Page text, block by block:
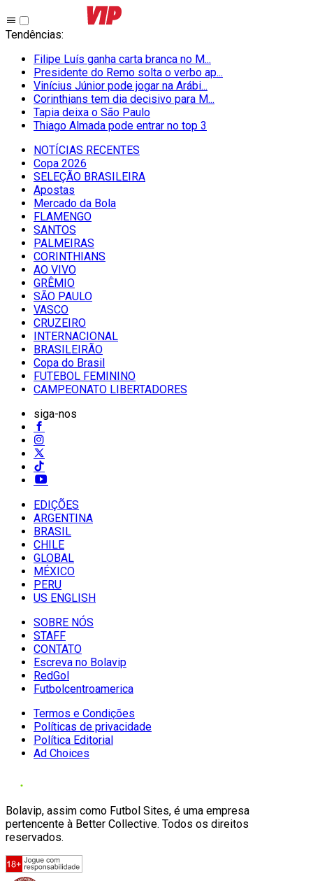
Tendências:
Filipe Luís ganha carta branca no M...
Presidente do Remo solta o verbo ap...
Vinícius Júnior pode jogar na Arábi...
Corinthians tem dia decisivo para M...
Tapia deixa o São Paulo
Thiago Almada pode entrar no top 3
NOTÍCIAS RECENTES
Copa 2026
SELEÇÃO BRASILEIRA
Apostas
Mercado da Bola
FLAMENGO
SANTOS
PALMEIRAS
CORINTHIANS
AO VIVO
GRÊMIO
SĀO PAULO
VASCO
CRUZEIRO
INTERNACIONAL
BRASILEIRÃO
Copa do Brasil
FUTEBOL FEMININO
CAMPEONATO LIBERTADORES
siga-nos
EDIÇÕES
ARGENTINA
BRASIL
CHILE
GLOBAL
MÉXICO
PERU
US ENGLISH
SOBRE NÓS
STAFF
CONTATO
Escreva no Bolavip
RedGol
Futbolcentroamerica
Termos e Condições
Políticas de privacidade
Política Editorial
Ad Choices
Bolavip, assim como Futbol Sites, é uma empresa
pertencente à Better Collective. Todos os direitos
reservados.